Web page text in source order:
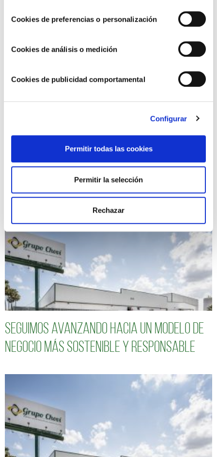
Cookies de preferencias o personalización
Cookies de análisis o medición
Cookies de publicidad comportamental
Configurar
Permitir todas las cookies
Permitir la selección
Rechazar
ARTÍCULOS RELACIONADOS
Seguimos avanzando hacia un modelo de
negocio más sostenible y responsable
Seguimos avanzando hacia un modelo de
negocio más sostenible y responsable